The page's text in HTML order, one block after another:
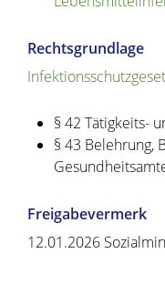
Rechtsgrundlage
§ 42 Tätigkeits-
§ 43 Belehrung,
Freigabevermerk
12.01.2026